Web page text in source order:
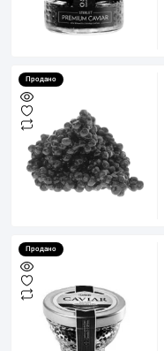
Продано
Продано